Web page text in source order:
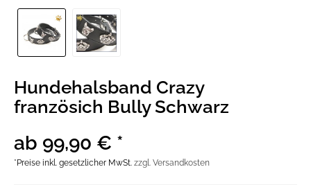
Hundehalsband Crazy
französich Bully Schwarz
ab 99,90 € *
*Preise inkl. gesetzlicher MwSt. zzgl. Versandkosten